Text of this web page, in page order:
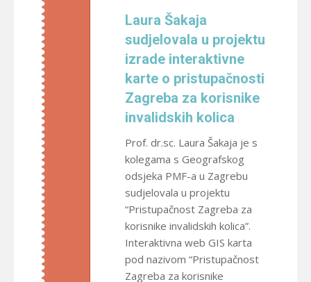
Laura Šakaja
sudjelovala u projektu
izrade interaktivne
karte o pristupačnosti
Zagreba za korisnike
invalidskih kolica
Prof. dr.sc. Laura Šakaja je s
kolegama s Geografskog
odsjeka PMF-a u Zagrebu
sudjelovala u projektu
“Pristupačnost Zagreba za
korisnike invalidskih kolica”.
Interaktivna web GIS karta
pod nazivom “Pristupačnost
Zagreba za korisnike